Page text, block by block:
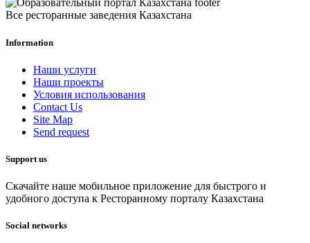
Все ресторанные заведения Казахстана
Information
Наши услуги
Наши проекты
Условия использования
Contact Us
Site Map
Send request
Support us
Скачайте наше мобильное приложение для быстрого и
удобного доступа к Ресторанному порталу Казахстана
Social networks